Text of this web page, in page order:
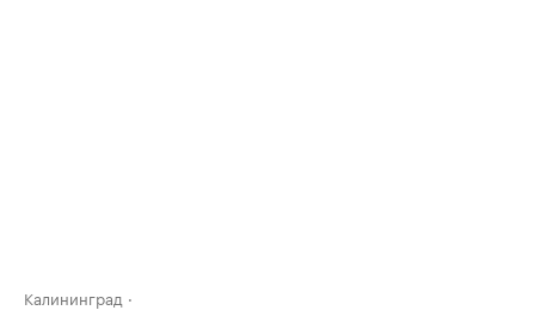
Калининград